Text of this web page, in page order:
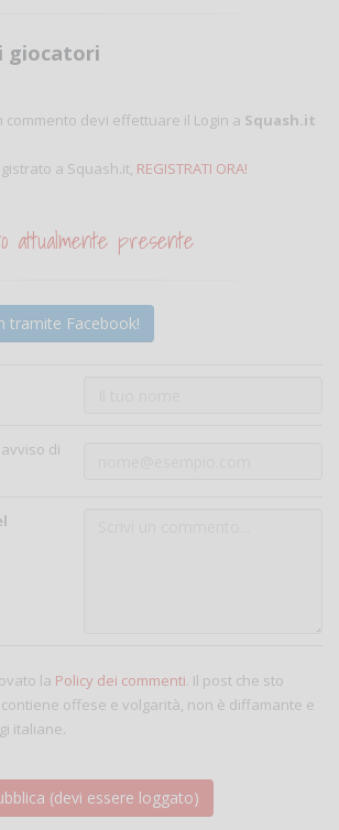
giocatori
commento devi effettuare il Login a Squash.it
a Squash.it, REGISTRATI ORA!
attualmente presente
tramite Facebook!
di
la Policy dei commenti. Il post che sto
offese e volgarità, non è diffamante e
italiane.